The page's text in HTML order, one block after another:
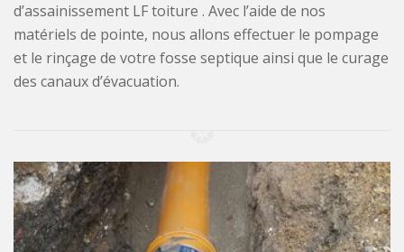
d’assainissement LF toiture . Avec l’aide de nos
matériels de pointe, nous allons effectuer le pompage
et le rinçage de votre fosse septique ainsi que le curage
des canaux d’évacuation.